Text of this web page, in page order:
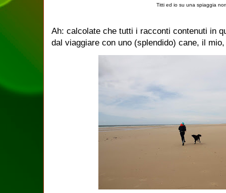
Titti ed io su una spiaggia
Ah: calcolate che tutti i racconti contenuti in
dal viaggiare con uno (splendido) cane, il